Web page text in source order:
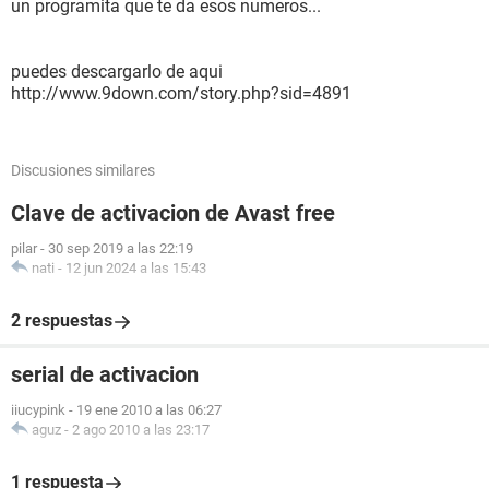
un programita que te da esos numeros...
puedes descargarlo de aqui
http://www.9down.com/story.php?sid=4891
Discusiones similares
Clave de activacion de Avast free
pilar - 30 sep 2019 a las 22:19
nati - 12 jun 2024 a las 15:43
2 respuestas
serial de activacion
iiucypink - 19 ene 2010 a las 06:27
aguz - 2 ago 2010 a las 23:17
1 respuesta